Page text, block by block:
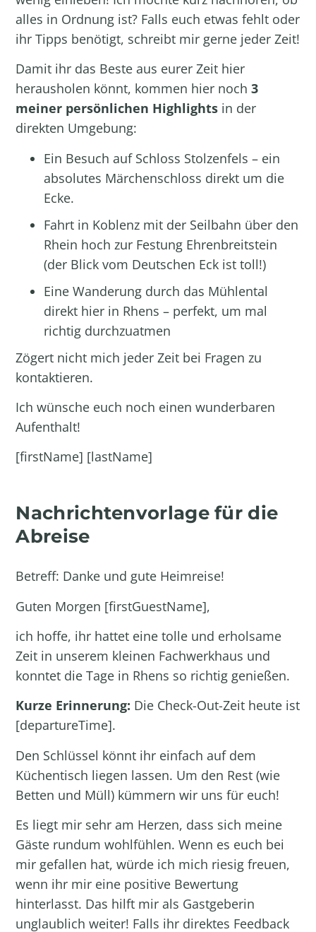
alles in Ordnung ist? Falls euch etwas fehlt oder
ihr Tipps benötigt, schreibt mir gerne jeder Zeit!
Damit ihr das Beste aus eurer Zeit hier
herausholen könnt, kommen hier noch3
meiner persönlichen Highlights in der
direkten Umgebung:
Ein Besuch auf Schloss Stolzenfels – ein
absolutes Märchenschloss direkt um die
Ecke.
Fahrt in Koblenz mit der Seilbahn über den
Rhein hoch zur Festung Ehrenbreitstein
(der Blick vom Deutschen Eck ist toll!)
Eine Wanderung durch das Mühlental
direkt hier in Rhens – perfekt, um mal
richtig durchzuatmen
Zögert nicht mich jeder Zeit bei Fragen zu
kontaktieren.
Ich wünsche euch noch einen wunderbaren
Aufenthalt!
[firstName] [lastName]
Nachrichtenvorlage für die
Abreise
Betreff: Danke und gute Heimreise!
Guten Morgen [firstGuestName],
ich hoffe, ihr hattet eine tolle und erholsame
Zeit in unserem kleinen Fachwerkhaus und
konntet die Tage in Rhens so richtig genießen.
Kurze Erinnerung: Die Check-Out-Zeit heute ist
[departureTime].
Den Schlüssel könnt ihr einfach auf dem
Küchentisch liegen lassen. Um den Rest (wie
Betten und Müll) kümmern wir uns für euch!
Es liegt mir sehr am Herzen, dass sich meine
Gäste rundum wohlfühlen. Wenn es euch bei
mir gefallen hat, würde ich mich riesig freuen,
wenn ihr mir eine positive Bewertung
hinterlasst. Das hilft mir als Gastgeberin
unglaublich weiter! Falls ihr direktes Feedback